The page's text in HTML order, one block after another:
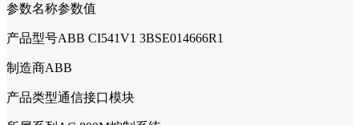
参数名称参数值
产品型号ABB CI541V1 3BSE014666R1
制造商ABB
产品类型通信接口模块